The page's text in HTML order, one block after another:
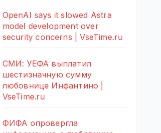
OpenAI says it slowed Astra
model development over
security concerns | VseTime.ru
СМИ: УЕФА выплатил
шестизначную сумму
любовнице Инфантино |
VseTime.ru
ФИФА опровергла